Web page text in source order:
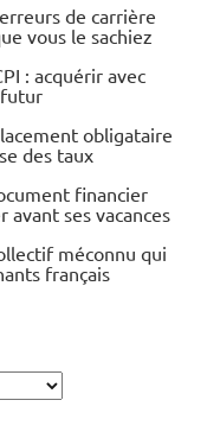
de carrière
vous le sachiez
: acquérir avec
obligataire
des taux
financier
ses vacances
méconnu qui
français